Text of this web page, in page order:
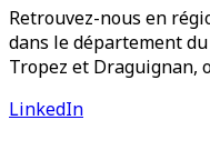
Retrouvez-nous en
dans le département
Tropez et Draguignan,
LinkedIn